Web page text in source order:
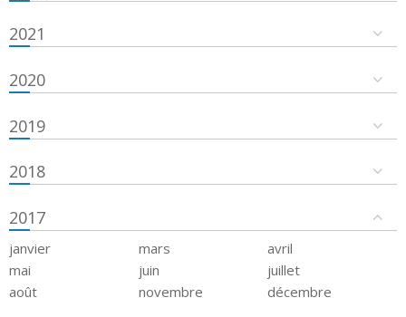
2021
2020
2019
2018
2017
janvier mars
avril
mai
juin
juillet
août
novembre décembre